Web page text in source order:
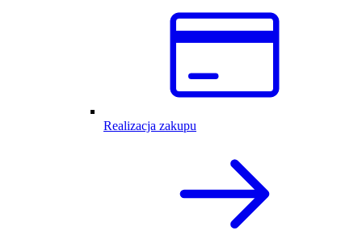
Realizacja zakupu